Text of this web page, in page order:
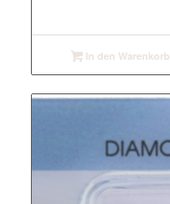
In den Warenkorb